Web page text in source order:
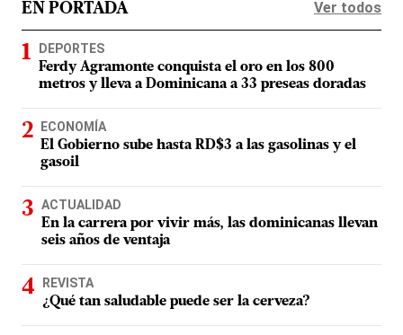
EN PORTADA Ver todos
DEPORTES
Ferdy Agramonte conquista el oro en los 800
metros y lleva a Dominicana a 33 preseas doradas
ECONOMÍA
El Gobierno sube hasta RD$3 a las gasolinas y el
gasoil
ACTUALIDAD
En la carrera por vivir más, las dominicanas llevan
seis años de ventaja
REVISTA
¿Qué tan saludable puede ser la cerveza?